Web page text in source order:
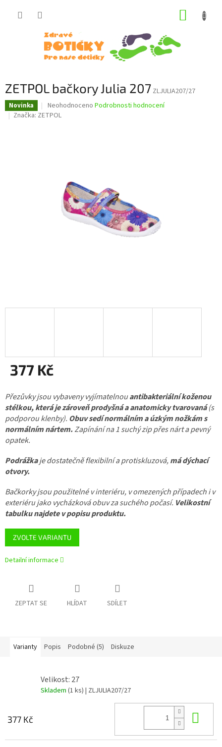
ZETPOL bačkory Julia 207 ZLJULIA207/27
Novinka
Průměrné
hodnocení
Neohodnoceno Podrobnosti hodnocení
Značka: ZETPOL
377 Kč
cena:
ZVOLTE VARIANTU
Přezůvky jsou vybaveny vyjímatelnouantibakteriální koženou
stélkou, která je zároveň prodyšná a anatomicky tvarovaná(s
podporou klenby). Obuvsedí normálním a úzkým nožkám s
normálním nártem.Zapínání na 1 suchý zip přes nárt a pevný
opatek.
Podrážkaje dostatečně flexibilní a protiskluzová,má dýchací
otvory.
Bačkorky jsou použitelné v interiéru, v omezených případech i v
exteriéru jako vycházková obuv za suchého počasí. Velikostní
tabulku najdete v popisu produktu.
Detailní informace
ZEPTAT SE HLÍDAT SDÍLET
Varianty Popis Podobné (5) Diskuze
Velikost: 27
Skladem (1 ks) | ZLJULIA207/27
377 Kč